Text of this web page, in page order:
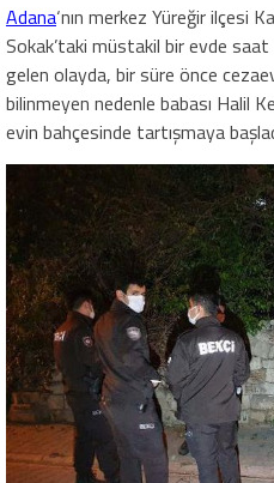
Adana‘nın merkez Yüreğir ilçesi
Sokak’taki müstakil bir evde saat
gelen olayda, bir süre önce
bilinmeyen nedenle babası Halil
evin bahçesinde tartışmaya